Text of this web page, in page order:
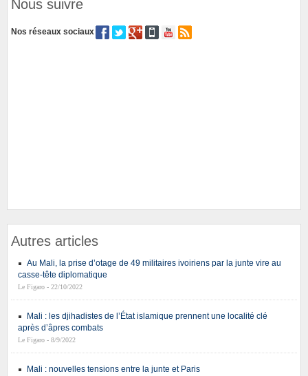
Nous suivre
Nos réseaux sociaux
Autres articles
Au Mali, la prise d’otage de 49 militaires ivoiriens par la junte vire au
casse-tête diplomatique
Le Figaro - 22/10/2022
Mali : les djihadistes de l’État islamique prennent une localité clé
après d’âpres combats
Le Figaro - 8/9/2022
Mali : nouvelles tensions entre la junte et Paris